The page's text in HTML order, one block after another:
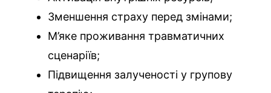
Зменшення страху перед змінами;
М’яке проживання травматичних
сценаріїв;
Підвищення залученості у групову